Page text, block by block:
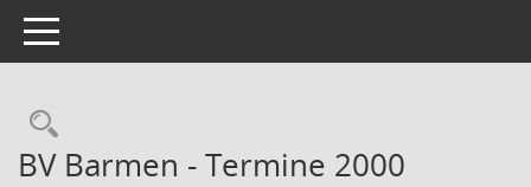
Toggle navigation
Rechercheauswahl
BV Barmen - Termine 2000